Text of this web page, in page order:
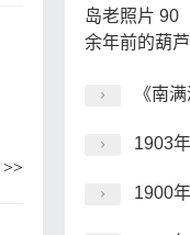
>>
《南满
1903年-
1900年代